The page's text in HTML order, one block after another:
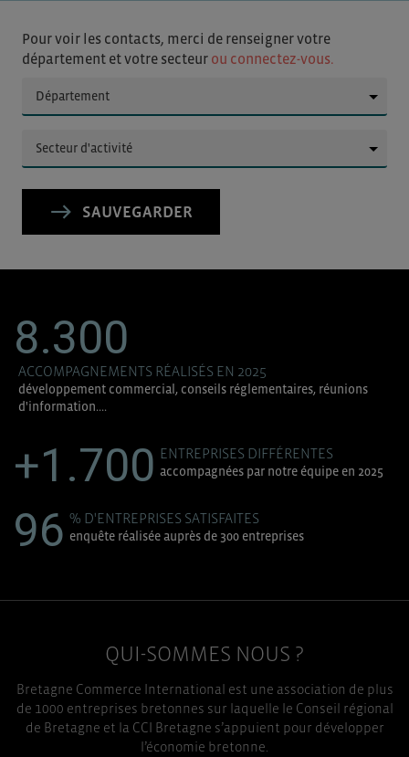
Pour voir les contacts, merci de renseigner votre
département et votre secteur ou connectez-vous.
SAUVEGARDER
8.300
ACCOMPAGNEMENTS RÉALISÉS EN 2025
développement commercial, conseils réglementaires, réunions
d'information....
+1.700 ENTREPRISES DIFFÉRENTES
accompagnées par notre équipe en 2025
96 % D'ENTREPRISES SATISFAITES
enquête réalisée auprès de 300 entreprises
QUI-SOMMES NOUS ?
Bretagne Commerce International est une association de plus
de 1000 entreprises bretonnes sur laquelle le Conseil régional
de Bretagne et la CCI Bretagne s’appuient pour développer
l’économie bretonne.